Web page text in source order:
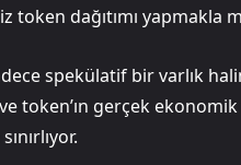
dağıtımı yapmakla
spekülatif bir varlık
token’ın gerçek